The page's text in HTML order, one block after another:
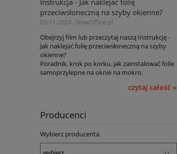
Instrukcja - Jak naklejać folię
przeciwsłoneczną na szyby okienne?
03-11-2024 , NewOffice.pl
Obejrzyj film lub przeczytaj naszą Instrukcję -
Jak naklejać folię przeciwsłoneczną na szyby
okienne?
Poradnik, krok po korku, jak zainstalować folie
samoprzylepne na oknie na mokro.
czytaj całość »
Producenci
Wybierz producenta